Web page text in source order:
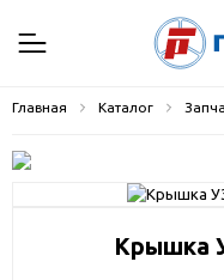
Главная Каталог
Крышка